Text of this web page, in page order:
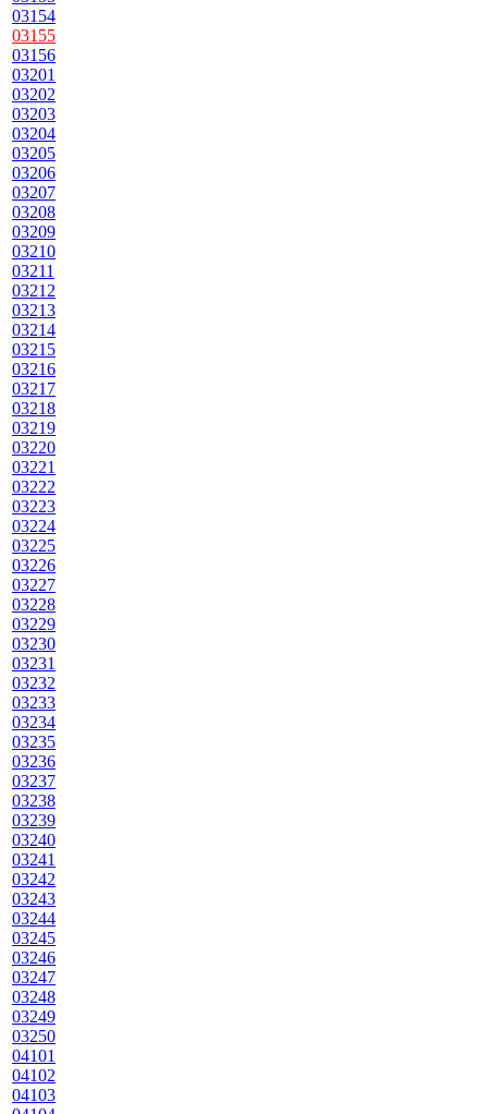
03154
03155
03156
03201
03202
03203
03204
03205
03206
03207
03208
03209
03210
03211
03212
03213
03214
03215
03216
03217
03218
03219
03220
03221
03222
03223
03224
03225
03226
03227
03228
03229
03230
03231
03232
03233
03234
03235
03236
03237
03238
03239
03240
03241
03242
03243
03244
03245
03246
03247
03248
03249
03250
04101
04102
04103